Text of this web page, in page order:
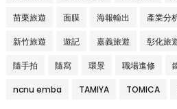
苗栗旅遊 面膜 海報輸出 產業分
新竹旅遊 遊記 嘉義旅遊 彰化旅
隨手拍 隨寫 環景 職場進修
ncnu emba TAMIYA TOMICA